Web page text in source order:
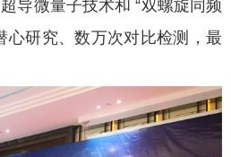
导微量子技术和 “双螺旋同频
心研究、数万次对比检测，最